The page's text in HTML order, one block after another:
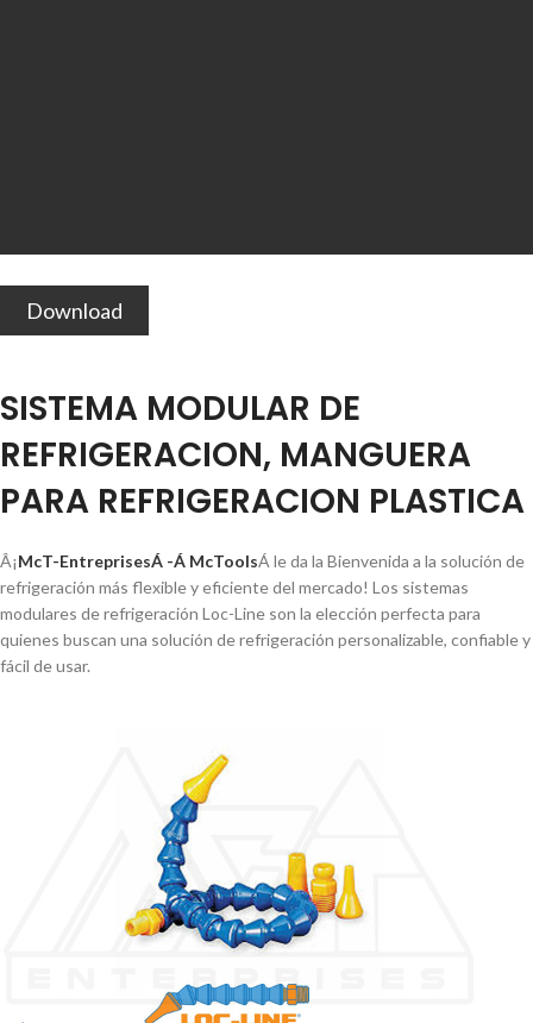
Download
SISTEMA MODULAR DE
REFRIGERACION, MANGUERA
PARA REFRIGERACION PLASTICA
Â¡McT-EntreprisesÁ -Á McToolsÁ le da la Bienvenida a la solución de
refrigeración más flexible y eficiente del mercado! Los sistemas
modulares de refrigeración Loc-Line son la elección perfecta para
quienes buscan una solución de refrigeración personalizable, confiable y
fácil de usar.